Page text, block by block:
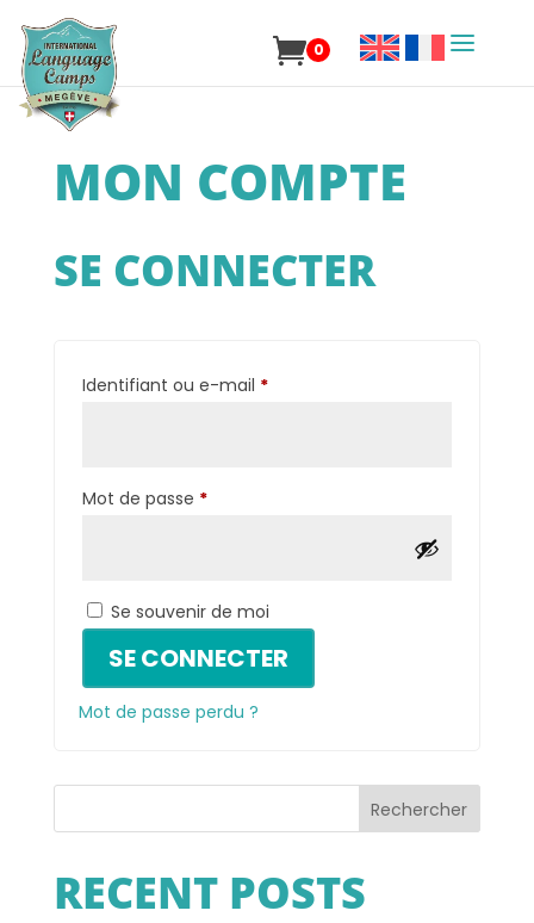
0
MON COMPTE
SE CONNECTER
Identifiant ou e-mail *Obligatoire
Mot de passe *Obligatoire
Se souvenir de moi
SE CONNECTER
Mot de passe perdu ?
Rechercher
RECENT POSTS